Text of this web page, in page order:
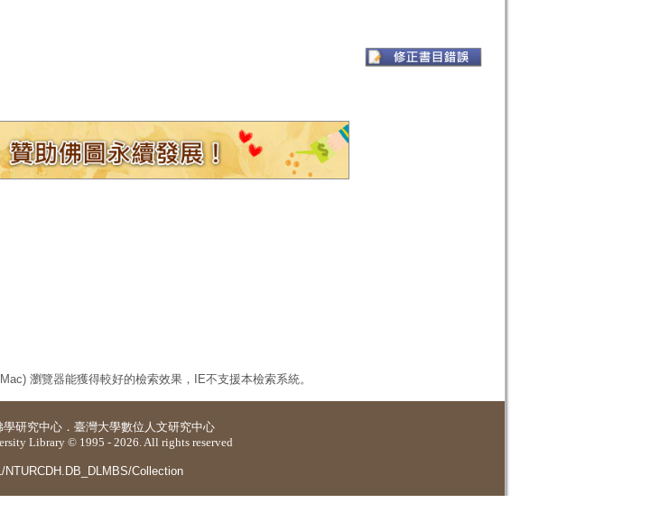
瀏覽器能獲得較好的檢索效果，IE不支援本檢索系統。
學研究中心 ． 臺灣大學數位人文研究中心
Library © 1995 - 2026. All rights reserved
NTURCDH.DB_DLMBS/Collection